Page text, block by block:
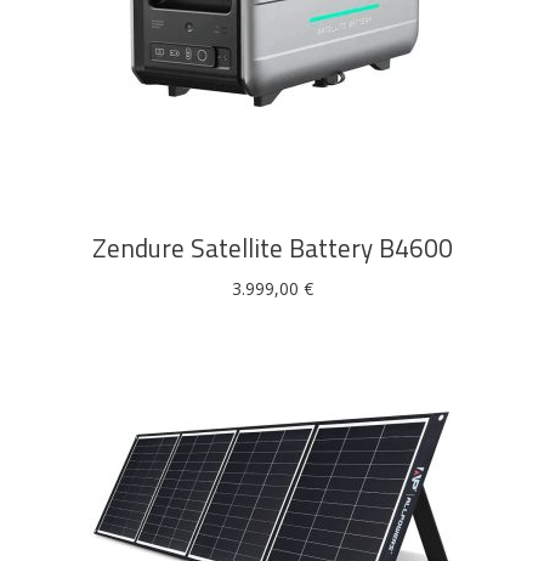
Zendure Satellite Battery B4600
3.999,00 €